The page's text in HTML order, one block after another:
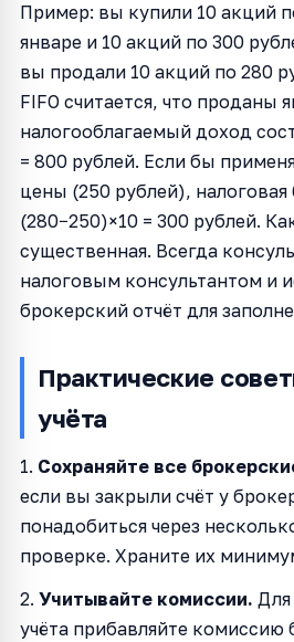
Пример: вы купили 10 акций
январе и 10 акций по 300
вы продали 10 акций по 280
FIFO считается, что проданы
налогооблагаемый доход
= 800 рублей. Если бы
цены (250 рублей),
(280−250)×10 = 300 рублей.
существенная. Всегда
налоговым консультантом и
брокерский отчёт для
Практические
учёта
1. Сохраняйте все
если вы закрыли счёт у
понадобиться через
проверке. Храните их
2. Учитывайте комиссии. Для
учёта прибавляйте комиссию